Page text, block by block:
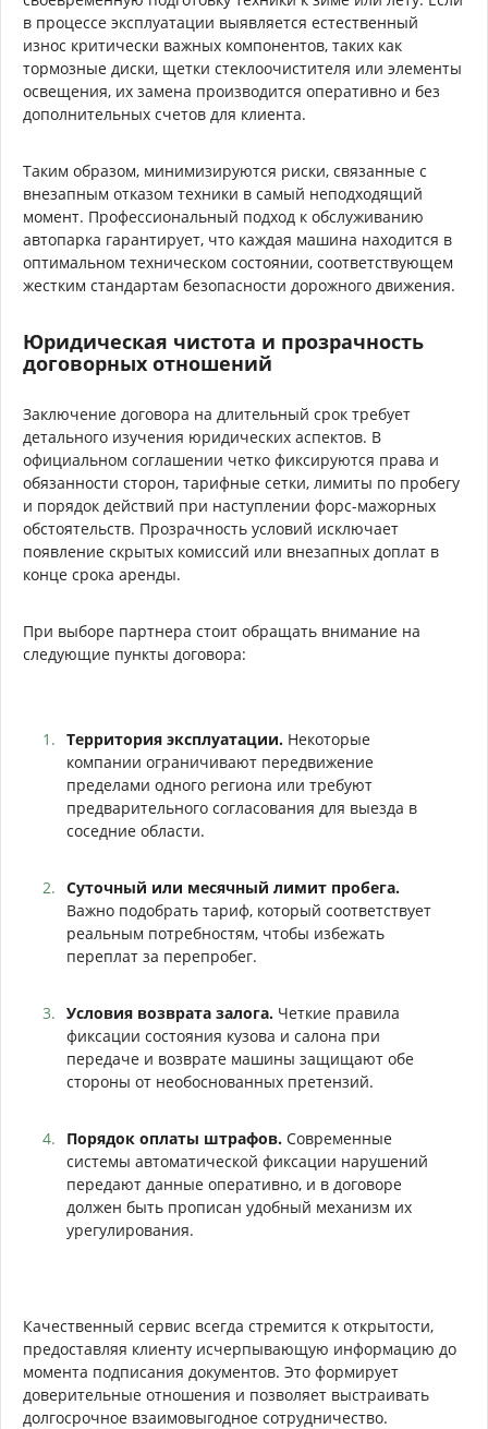
в процессе эксплуатации выявляется естественный
износ критически важных компонентов, таких как
тормозные диски, щетки стеклоочистителя или элементы
освещения, их замена производится оперативно и без
дополнительных счетов для клиента.
Таким образом, минимизируются риски, связанные с
внезапным отказом техники в самый неподходящий
момент. Профессиональный подход к обслуживанию
автопарка гарантирует, что каждая машина находится в
оптимальном техническом состоянии, соответствующем
жестким стандартам безопасности дорожного движения.
Юридическая чистота и прозрачность
договорных отношений
Заключение договора на длительный срок требует
детального изучения юридических аспектов. В
официальном соглашении четко фиксируются права и
обязанности сторон, тарифные сетки, лимиты по пробегу
и порядок действий при наступлении форс-мажорных
обстоятельств. Прозрачность условий исключает
появление скрытых комиссий или внезапных доплат в
конце срока аренды.
При выборе партнера стоит обращать внимание на
следующие пункты договора:
Территория эксплуатации. Некоторые
компании ограничивают передвижение
пределами одного региона или требуют
предварительного согласования для выезда в
соседние области.
Суточный или месячный лимит пробега.
Важно подобрать тариф, который соответствует
реальным потребностям, чтобы избежать
переплат за перепробег.
Условия возврата залога. Четкие правила
фиксации состояния кузова и салона при
передаче и возврате машины защищают обе
стороны от необоснованных претензий.
Порядок оплаты штрафов. Современные
системы автоматической фиксации нарушений
передают данные оперативно, и в договоре
должен быть прописан удобный механизм их
урегулирования.
Качественный сервис всегда стремится к открытости,
предоставляя клиенту исчерпывающую информацию до
момента подписания документов. Это формирует
доверительные отношения и позволяет выстраивать
долгосрочное взаимовыгодное сотрудничество.